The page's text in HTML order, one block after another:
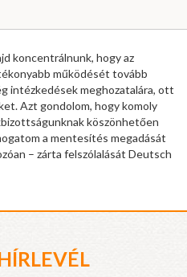
koncentrálnunk, hogy az
működését tovább
intézkedések meghozatalára, ott
Azt gondolom, hogy komoly
köszönhetően
a mentesítés megadását
– zárta felszólalását Deutsch